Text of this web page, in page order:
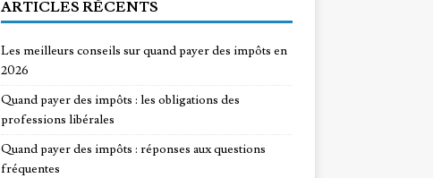
ARTICLES RÉCENTS
Les meilleurs conseils sur quand payer des impôts en
2026
Quand payer des impôts : les obligations des
professions libérales
Quand payer des impôts : réponses aux questions
fréquentes